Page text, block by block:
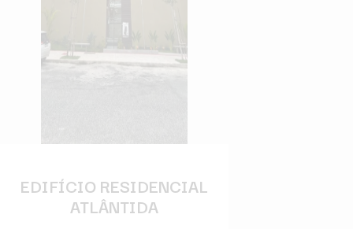
EDIFÍCIO RESIDENCIAL
ATLÂNTIDA